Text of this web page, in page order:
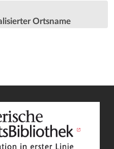
Ortsname